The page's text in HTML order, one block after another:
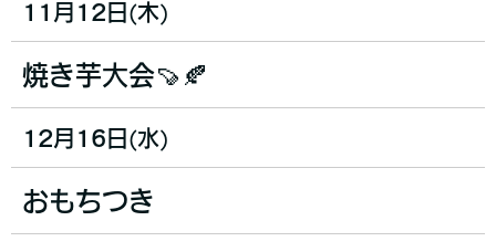
11月12日(木)
焼き芋大会🍠🍂
12月16日(水)
おもちつき